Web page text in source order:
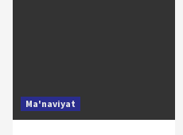
Ma'naviyat